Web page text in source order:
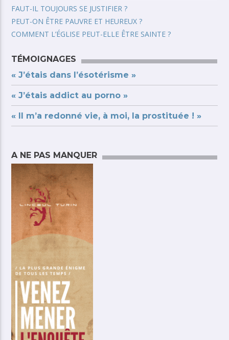
FAUT-IL TOUJOURS SE JUSTIFIER ?
PEUT-ON ÊTRE PAUVRE ET HEUREUX ?
COMMENT L’ÉGLISE PEUT-ELLE ÊTRE SAINTE ?
TÉMOIGNAGES
« J’étais dans l’ésotérisme »
« J’étais addict au porno »
« Il m’a redonné vie, à moi, la prostituée ! »
A NE PAS MANQUER